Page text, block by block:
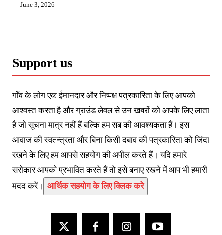
June 3, 2026
Support us
गाँव के लोग एक ईमानदार और निष्पक्ष पत्रकारिता के लिए आपको
आश्वस्त करता है और ग्राउंड लेवल से उन खबरों को आपके लिए लाता
है जो सूचना मात्र नहीं हैं बल्कि हम सब की आवश्यकता हैं। इस
आवाज की स्वतन्त्रता और बिना किसी दबाव की पत्रकारिता को जिंदा
रखने के लिए हम आपसे सहयोग की अपील करते हैं। यदि हमारे
सरोकार आपको प्रभावित करते हैं तो इसे बनाए रखने में आप भी हमारी
मदद करें। आर्थिक सहयोग के लिए क्लिक करे